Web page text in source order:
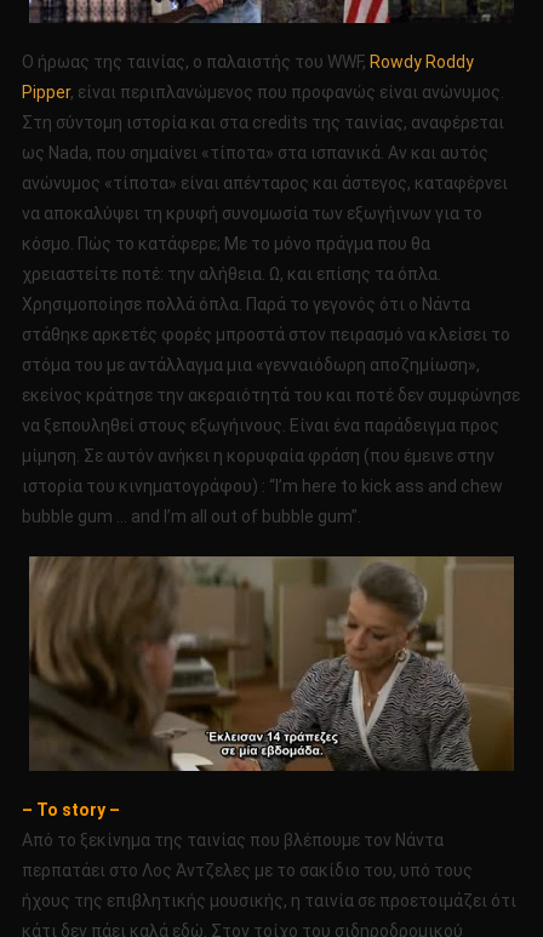
Ο ήρωας της ταινίας, ο παλαιστής του WWF, Rowdy Roddy
Pipper, είναι περιπλανώμενος που προφανώς είναι ανώνυμος.
Στη σύντομη ιστορία και στα credits της ταινίας, αναφέρεται
ως Nada, που σημαίνει «τίποτα» στα ισπανικά. Αν και αυτός
ανώνυμος «τίποτα» είναι απένταρος και άστεγος, καταφέρνει
να αποκαλύψει τη κρυφή συνομωσία των εξωγήινων για το
κόσμο. Πώς το κατάφερε; Με το μόνο πράγμα που θα
χρειαστείτε ποτέ: την αλήθεια. Ω, και επίσης τα όπλα.
Χρησιμοποίησε πολλά όπλα. Παρά το γεγονός ότι ο Νάντα
στάθηκε αρκετές φορές μπροστά στον πειρασμό να κλείσει το
στόμα του με αντάλλαγμα μια «γενναιόδωρη αποζημίωση»,
εκείνος κράτησε την ακεραιότητά του και ποτέ δεν συμφώνησε
να ξεπουληθεί στους εξωγήινους. Είναι ένα παράδειγμα προς
μίμηση. Σε αυτόν ανήκει η κορυφαία φράση (που έμεινε στην
ιστορία του κινηματογράφου) : “I’m here to kick ass and chew
bubble gum … and I’m all out of bubble gum”.
– Το story –
Από το ξεκίνημα της ταινίας που βλέπουμε τον Νάντα
περπατάει στο Λος Άντζελες με το σακίδιο του, υπό τους
ήχους της επιβλητικής μουσικής, η ταινία σε προετοιμάζει ότι
κάτι δεν πάει καλά εδώ. Στον τοίχο του σιδηροδρομικού